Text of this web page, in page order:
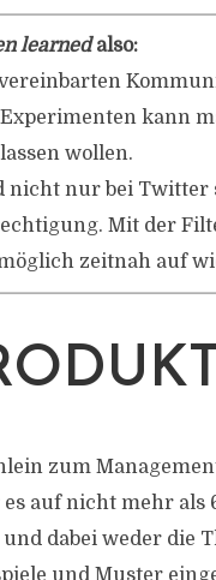
learnedalso:
kann
wollen.
nicht nur bei Twitter
Mit der
zeitnah auf
zum
auf nicht mehr als
dabei weder die
und Muster